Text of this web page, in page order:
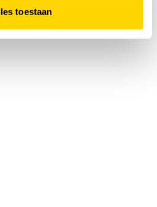
toestaan